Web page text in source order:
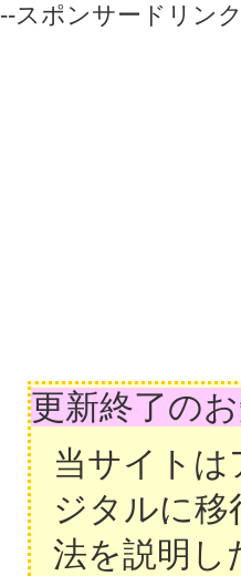
--スポンサードリン
更新終了の
当サイト
ジタルに移
法を説明し